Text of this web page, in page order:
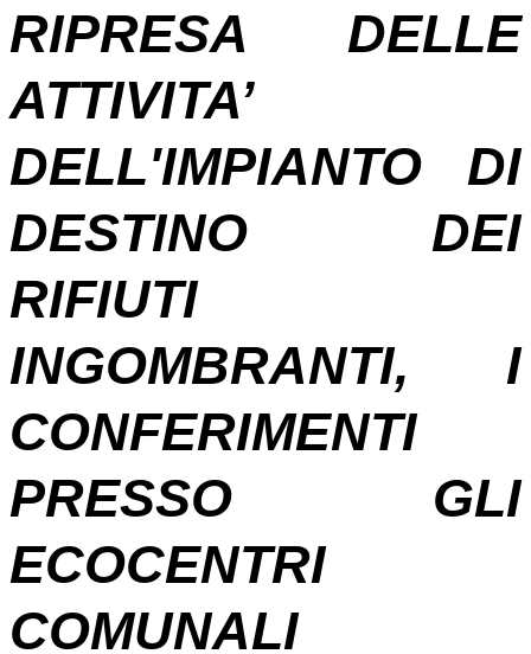
RIPRESA DELLE
ATTIVITA’
DELL'IMPIANTO DI
DESTINO DEI
RIFIUTI
INGOMBRANTI, I
CONFERIMENTI
PRESSO GLI
ECOCENTRI
COMUNALI